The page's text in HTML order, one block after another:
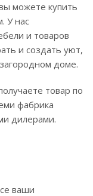
можете купить
У нас
и товаров
и создать уют,
доме.
товар по
фабрика
дилерами.
ваши